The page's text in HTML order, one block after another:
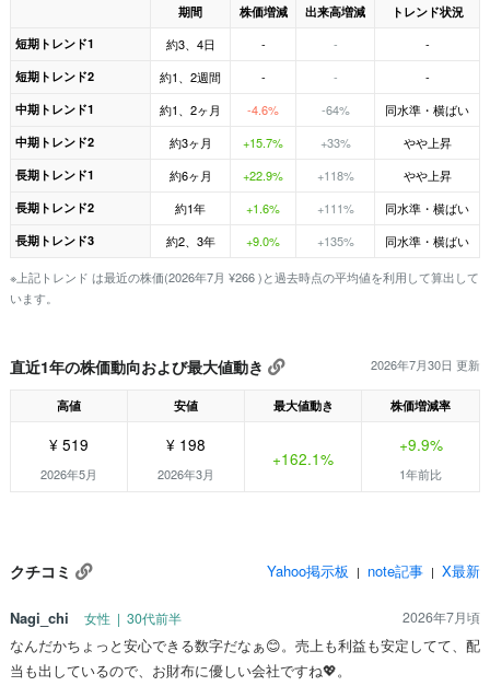
期間 株価増減 出来高増減
トレンド状況
短期トレンド1
約3、4日 - - -
短期トレンド2 約1、2週間 - - -
中期トレンド1 約1、2ヶ月 -4.6% -64% 同水準・横ばい
中期トレンド2 約3ヶ月 +15.7% +33% やや上昇
長期トレンド1 約6ヶ月 +22.9% +118% やや上昇
長期トレンド2 約1年 +1.6% +111% 同水準・横ばい
長期トレンド3 約2、3年 +9.0% +135% 同水準・横ばい
※上記トレンド は最近の株価(2026年7月 ¥266 )と過去時点の平均値を利用して算出して
います。
直近1年の株価動向および最大値動き 2026年7月30日 更新
高値 安値 最大値動き 株価増減率
¥ 519
2026年5月
¥ 198
2026年3月
+162.1%
+9.9%
1年前比
クチコミ Yahoo掲示板 | note記事 | X最新
Nagi_chi 女性 | 30代前半 2026年7月頃
なんだかちょっと安心できる数字だなぁ😊。売上も利益も安定してて、配
当も出しているので、お財布に優しい会社ですね💖。